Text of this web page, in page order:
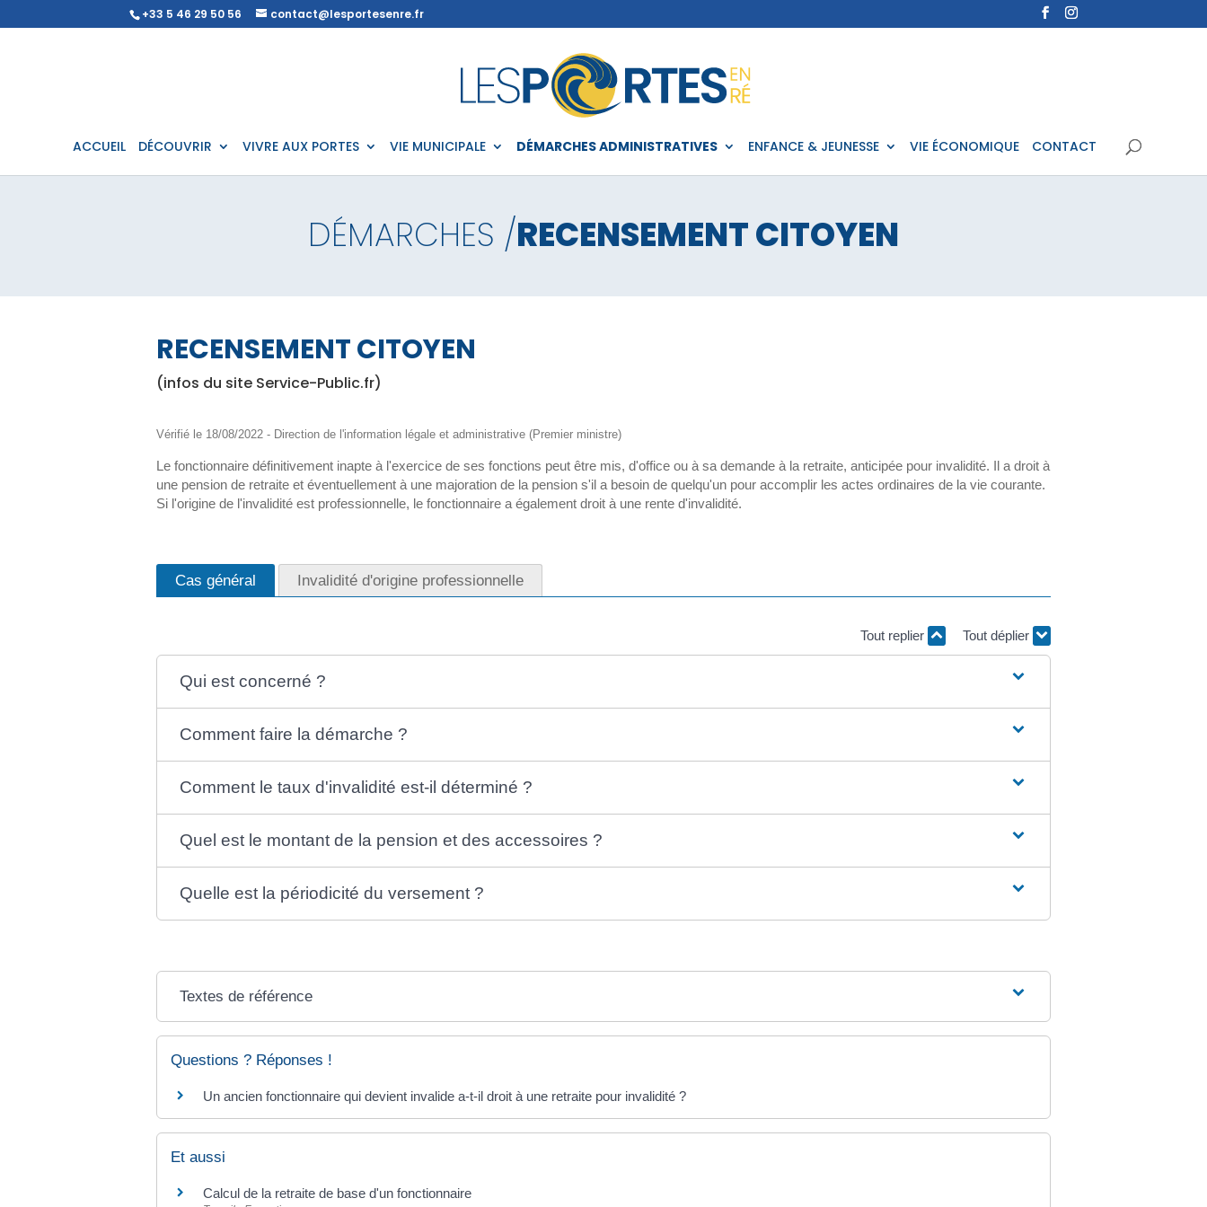
+33 5 46 29 50 56 contact@lesportesenre.fr
ACCUEIL DÉCOUVRIR VIVRE AUX PORTES VIE MUNICIPALE DÉMARCHES ADMINISTRATIVES ENFANCE & JEUNESSE VIE ÉCONOMIQUE CONTACT
DÉMARCHES /RECENSEMENT CITOYEN
RECENSEMENT CITOYEN
(infos du site Service-Public.fr)
Vérifié le 18/08/2022 - Direction de l'information légale et administrative (Premier ministre)
Le fonctionnaire définitivement inapte à l'exercice de ses fonctions peut être mis, d'office ou à sa demande à la retraite, anticipée pour invalidité. Il a droit à
une pension de retraite et éventuellement à une majoration de la pension s'il a besoin de quelqu'un pour accomplir les actes ordinaires de la vie courante.
Si l'origine de l'invalidité est professionnelle, le fonctionnaire a également droit à une rente d'invalidité.
Cas général Invalidité d'origine professionnelle
Tout replier Tout déplier
Qui est concerné ?
Comment faire la démarche ?
Comment le taux d'invalidité est-il déterminé ?
Quel est le montant de la pension et des accessoires ?
Quelle est la périodicité du versement ?
Textes de référence
Questions ? Réponses !
Un ancien fonctionnaire qui devient invalide a-t-il droit à une retraite pour invalidité ?
Et aussi
Calcul de la retraite de base d'un fonctionnaire